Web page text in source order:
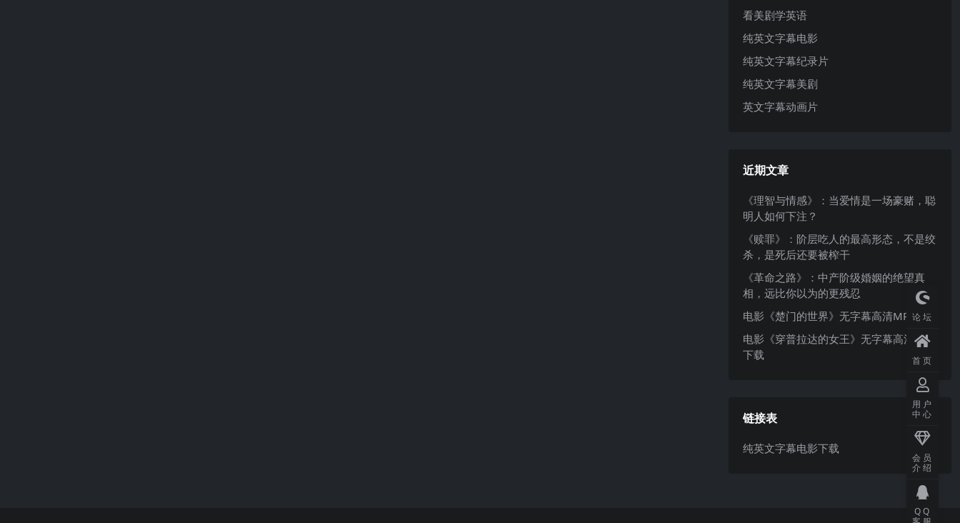
看美剧学英语
纯英文字幕电影
纯英文字幕纪录片
纯英文字幕美剧
英文字幕动画片
近期文章
《理智与情感》：当爱情是一场豪赌，聪
明人如何下注？
《赎罪》：阶层吃人的最高形态，不是绞
杀，是死后还要被榨干
《革命之路》：中产阶级婚姻的绝望真
相，远比你以为的更残忍
电影《楚门的世界》无字幕高清MP4下载
电影《穿普拉达的女王》无字幕高清MP4
下载
链接表
纯英文字幕电影下载
论坛
首页
用户
中心
会员
介绍
QQ